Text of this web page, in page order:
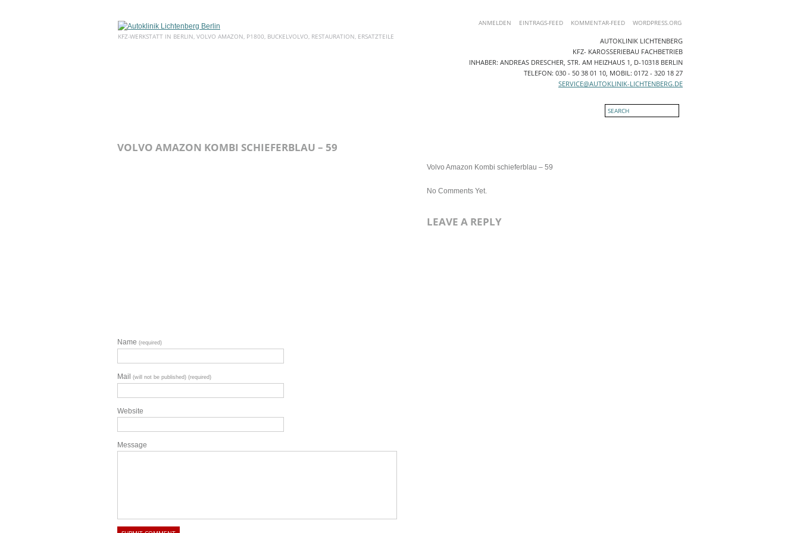
KFZ-WERKSTATT IN BERLIN, VOLVO AMAZON, P1800, BUCKELVOLVO, RESTAURATION, ERSATZTEILE
ANMELDEN EINTRAGS-FEED KOMMENTAR-FEED WORDPRESS.ORG
AUTOKLINIK LICHTENBERG
KFZ- KAROSSERIEBAU FACHBETRIEB
INHABER: ANDREAS DRESCHER, STR. AM HEIZHAUS 1, D-10318 BERLIN
TELEFON: 030 - 50 38 01 10, MOBIL: 0172 - 320 18 27
SERVICE@AUTOKLINIK-LICHTENBERG.DE
VOLVO AMAZON KOMBI SCHIEFERBLAU – 59
Volvo Amazon Kombi schieferblau – 59
No Comments Yet.
LEAVE A REPLY
Name (required)
Mail (will not be published) (required)
Website
Message